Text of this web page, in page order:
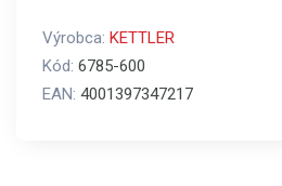
Výrobca: KETTLER
Kód: 6785-600
EAN: 4001397347217